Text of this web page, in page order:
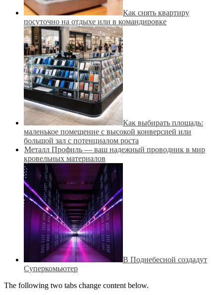
Как снять квартиру
посуточно на отдыхе или в командировке
Как выбирать площадь:
маленькое помещение с высокой конверсией или
большой зал с потенциалом роста
Металл Профиль — ваш надежный проводник в мир
кровельных материалов
В Поднебесной создадут
Суперкомьютер
The following two tabs change content below.